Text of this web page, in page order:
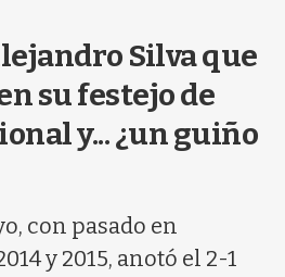
r
b
q
Silva que
su festejo de
y... ¿un guiño
con pasado en
y 2015, anotó el 2-1